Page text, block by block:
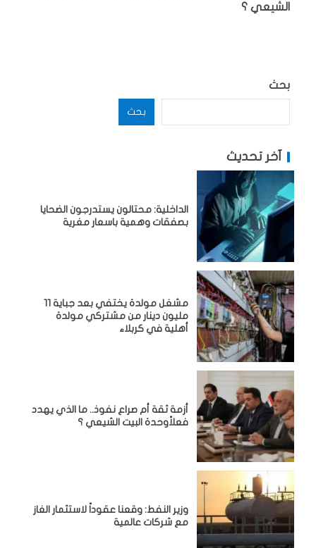
الشيعي ؟
بحث
بحث
آخر تحديث
الداخلية: محتالون يستدرجون الضحايا
بصفقات وهمية باسعار مغرية
مشغل مولدة يختفي بعد جباية 11
مليون دينار من مشتركي مولدة
أهلية في كربلاء
أزمة ثقة أم صراع نفوذ.. ما الذي يهدد
فعلاًوحدة البيت الشيعي ؟
وزير النفط: وقعنا عقوداً لاستثمار الغاز
مع شركات عالمية